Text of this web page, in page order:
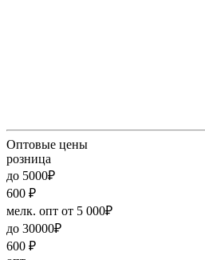
Оптовые цены
розница
до 5000₽
600 ₽
мелк. опт от 5 000₽
до 30000₽
600 ₽